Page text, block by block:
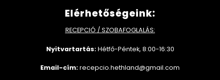
Elérhetőségeink:
RECEPCIÓ / SZOBAFOGLALÁS:
Nyitvartartás:Hétfő-Péntek, 8:00-16:30
Email-cím:recepcio.hethland@gmail.com